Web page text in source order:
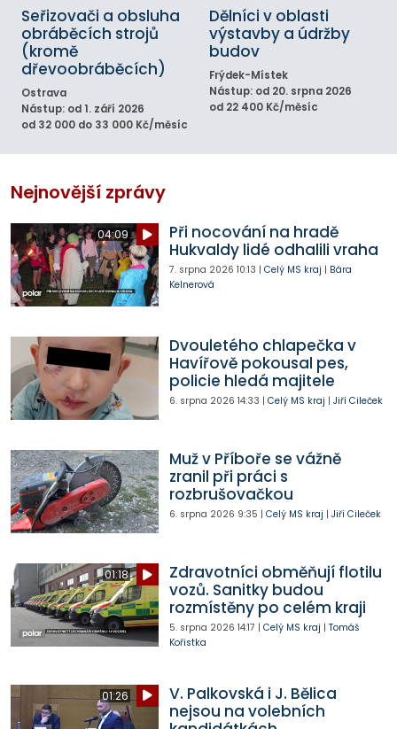
Seřizovači a obsluha
obráběcích strojů
(kromě
dřevoobráběcích)
Ostrava
Nástup: od 1. září 2026
od 32 000 do 33 000 Kč/měsíc
Dělníci v oblasti
výstavby a údržby
budov
Frýdek-Místek
Nástup: od 20. srpna 2026
od 22 400 Kč/měsíc
Nejnovější zprávy
04:09
Při nocování na hradě
Hukvaldy lidé odhalili vraha
7. srpna 2026 10:13 | Celý MS kraj | Bára
Kelnerová
Dvouletého chlapečka v
Havířově pokousal pes,
policie hledá majitele
6. srpna 2026 14:33 | Celý MS kraj | Jiří Cileček
Muž v Příboře se vážně
zranil při práci s
rozbrušovačkou
6. srpna 2026 9:35 | Celý MS kraj | Jiří Cileček
01:18
Zdravotníci obměňují flotilu
vozů. Sanitky budou
rozmístěny po celém kraji
5. srpna 2026 14:17 | Celý MS kraj | Tomáš
Kořistka
01:26
V. Palkovská i J. Bělica
nejsou na volebních